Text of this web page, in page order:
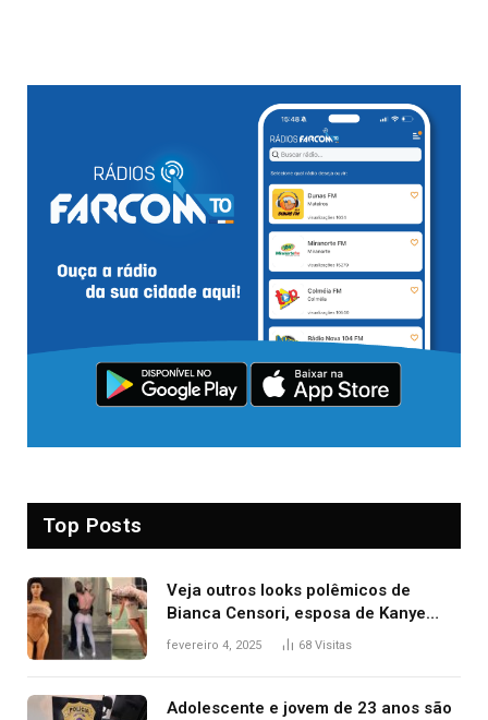
Top Posts
Veja outros looks polêmicos de
Bianca Censori, esposa de Kanye
West que apareceu nua no Grammy
fevereiro 4, 2025 68 Visitas
Adolescente e jovem de 23 anos são